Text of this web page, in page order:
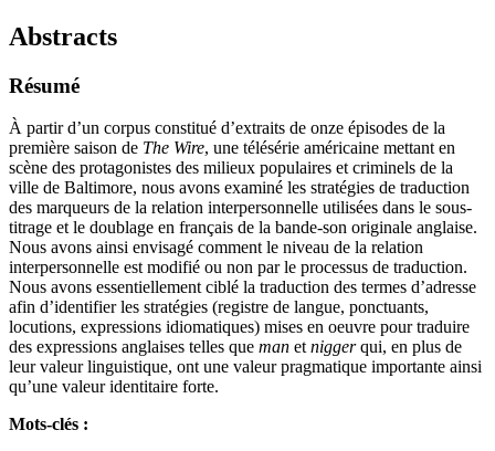
Abstracts
Résumé
À partir d’un corpus constitué d’extraits de onze épisodes de la
première saison de The Wire, une télésérie américaine mettant en
scène des protagonistes des milieux populaires et criminels de la
ville de Baltimore, nous avons examiné les stratégies de traduction
des marqueurs de la relation interpersonnelle utilisées dans le sous-
titrage et le doublage en français de la bande-son originale anglaise.
Nous avons ainsi envisagé comment le niveau de la relation
interpersonnelle est modifié ou non par le processus de traduction.
Nous avons essentiellement ciblé la traduction des termes d’adresse
afin d’identifier les stratégies (registre de langue, ponctuants,
locutions, expressions idiomatiques) mises en oeuvre pour traduire
des expressions anglaises telles que man et niggerqui, en plus de
leur valeur linguistique, ont une valeur pragmatique importante ainsi
qu’une valeur identitaire forte.
Mots-clés :